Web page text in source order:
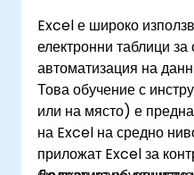
Excel е широко
електронни таблици
автоматизация на
Това обучение с
или на място) е
на Excel на средно
приложат Excel за